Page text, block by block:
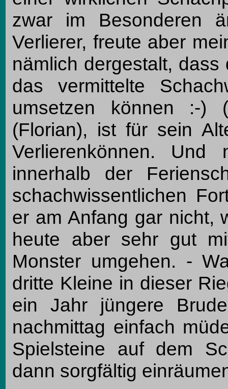
zwar im Besonderen
Verlierer, freute aber
nämlich dergestalt,
das vermittelte
umsetzen können :-)
(Florian), ist für sein
Verlierenkönnen.
innerhalb der
schachwissentlichen
er am Anfang gar nicht,
heute aber sehr gut
Monster umgehen. -
dritte Kleine in dieser
ein Jahr jüngere
nachmittag einfach
Spielsteine auf dem
dann sorgfältig